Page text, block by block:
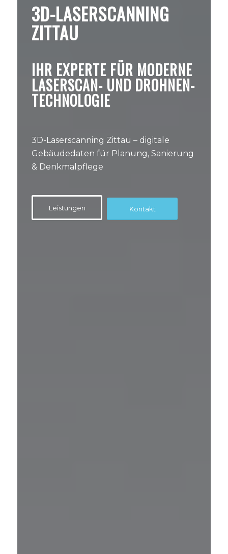
3D-LASERSCANNING
ZITTAU
IHR EXPERTE FÜR MODERNE
LASERSCAN- UND DROHNEN-
TECHNOLOGIE
3D-Laserscanning Zittau – digitale
Gebäudedaten für Planung, Sanierung
& Denkmalpflege
Leistungen Kontakt